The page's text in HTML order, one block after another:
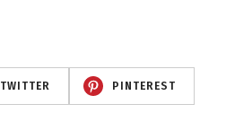
TWITTER PINTEREST